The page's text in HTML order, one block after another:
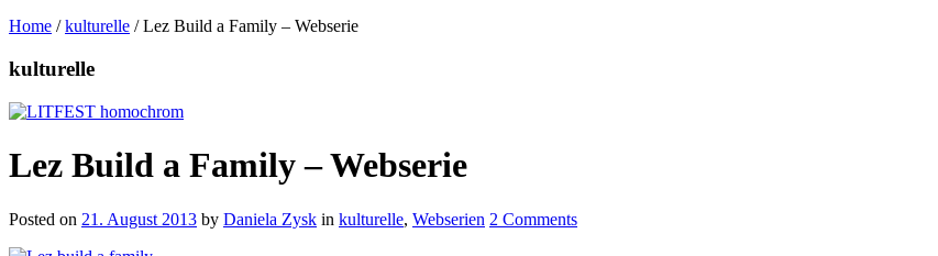
Home /kulturelle /Lez Build a Family – Webserie
kulturelle
Lez Build a Family – Webserie
Posted on 21. August 2013 by Daniela Zysk in kulturelle, Webserien 2 Comments